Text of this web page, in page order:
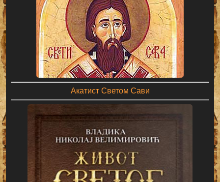
Акатист Светом Сави